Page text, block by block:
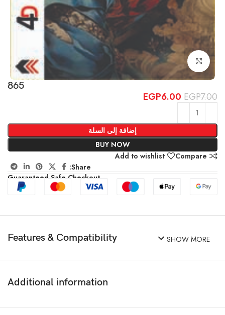
Click to enlarge
865
EGP7.00
EGP6.00
إضافة إلى السلة
BUY NOW
Compare
Add to wishlist
Share:
Guaranteed Safe Checkout
Features & Compatibility SHOW MORE
Additional information